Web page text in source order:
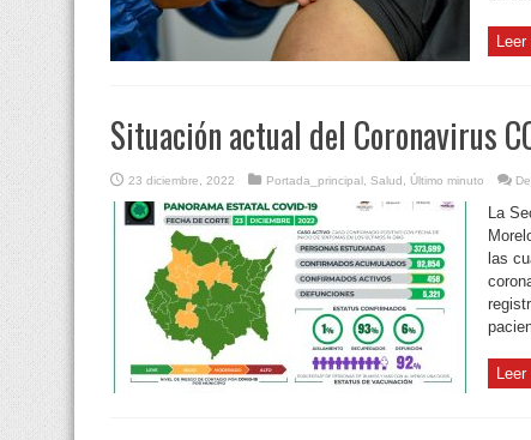
Situación actual del Coronavirus
23 diciembre, 2022 Portada_principal Salud Último minuto
La
las